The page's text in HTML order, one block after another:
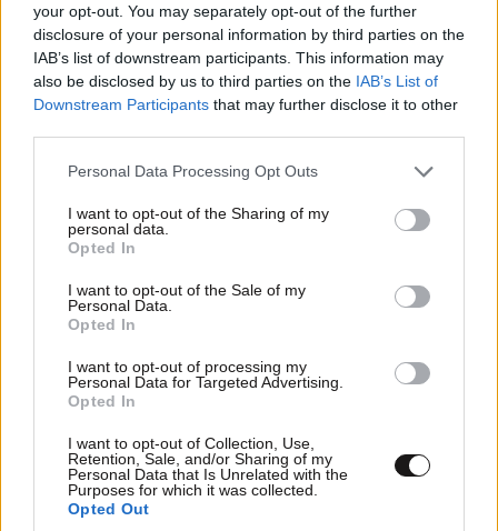
your opt-out. You may separately opt-out of the further
disclosure of your personal information by third parties on the
IAB’s list of downstream participants. This information may
also be disclosed by us to third parties on the IAB’s List of
Downstream Participants that may further disclose it to other
Please note that this website/app uses one or more Google
not limited to your visit or usage behaviour. You may click to
grant or deny consent to Google and its third-party tags to
use your data for below specified purposes in below Google
consent section.
Personal Data Processing Opt Outs
I want to opt-out of the Sharing of my
personal data.
Opted In
I want to opt-out of the Sale of my
Personal Data.
Opted In
I want to opt-out of processing my
Personal Data for Targeted Advertising.
Opted In
I want to opt-out of Collection, Use,
Retention, Sale, and/or Sharing of my
Personal Data that Is Unrelated with the
Purposes for which it was collected.
Opted Out
ταξιδιώτριας 26·07·2020 01:05
ταξιδιώτριας a? Ellina esi a?
Οι Γερμανοί είναι φίλοι μας! 19·07·2020 10:50
καθεστώς!
Απαντήστε
LIFESTYLE08·08·2026 09:01
Νία Βαρντάλος – Σπύρος Κατσαγάνης: Μια
σχέση που θυμίζει σενάριο ταινίας και μετρά
πάνω από τέσσερα χρόνια